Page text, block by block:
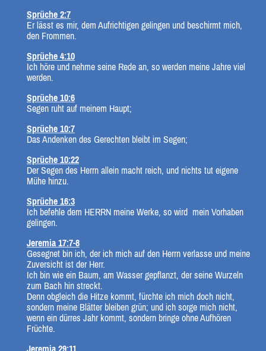
Sprüche 2:7
Er lässt es mir, dem Aufrichtigen gelingen und beschirmt mich,
den Frommen.
Sprüche 4:10
Ich höre und nehme seine Rede an, so werden meine Jahre viel
werden.
Sprüche 10:6
Segen ruht auf meinem Haupt;
Sprüche 10:7
Das Andenken des Gerechten bleibt im Segen;
Sprüche 10:22
Der Segen des Herrn allein macht reich, und nichts tut eigene
Mühe hinzu.
Sprüche 16:3
Ich befehle dem HERRN meine Werke, so wird mein Vorhaben
gelingen.
Jeremia 17:7-8
Gesegnet bin ich, der ich mich auf den Herrn verlasse und meine
Zuversicht ist der Herr.
Ich bin wie ein Baum, am Wasser gepflanzt, der seine Wurzeln
zum Bach hin streckt.
Denn obgleich die Hitze kommt, fürchte ich mich doch nicht,
sondern meine Blätter bleiben grün; und ich sorge mich nicht,
wenn ein dürres Jahr kommt, sondern bringe ohne Aufhören
Früchte.
Jeremia 29:11